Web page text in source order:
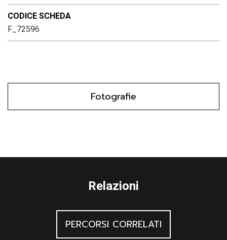
CODICE SCHEDA
F_72596
Fotografie
Relazioni
PERCORSI CORRELATI